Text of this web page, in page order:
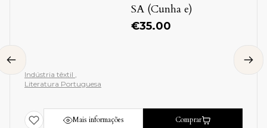
SA (Cunha e)
€35.00
Indústria têxtil
Literatura Portuguesa
Mais informações Comprar